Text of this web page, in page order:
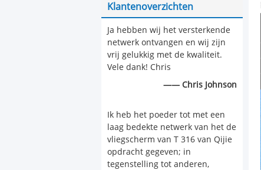
Klantenoverzichten
Ja hebben wij het versterkende
netwerk ontvangen en wij zijn
vrij gelukkig met de kwaliteit.
Vele dank! Chris
—— Chris Johnson
Ik heb het poeder tot met een
laag bedekte netwerk van het de
vliegscherm van T 316 van Qijie
opdracht gegeven; in
tegenstelling tot anderen,